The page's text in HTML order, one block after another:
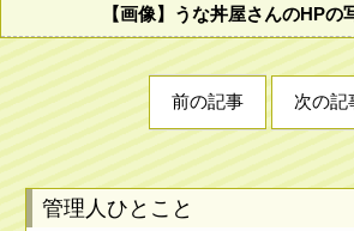
【画像】うな丼屋さんのHP
前の記事 次の記
管理人ひとこと